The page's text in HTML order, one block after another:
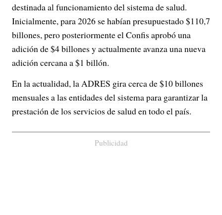
destinada al funcionamiento del sistema de salud.
Inicialmente, para 2026 se habían presupuestado $110,7
billones, pero posteriormente el Confis aprobó una
adición de $4 billones y actualmente avanza una nueva
adición cercana a $1 billón.
En la actualidad, la ADRES gira cerca de $10 billones
mensuales a las entidades del sistema para garantizar la
prestación de los servicios de salud en todo el país.
Publicidad